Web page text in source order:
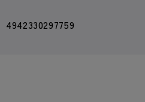
4942330297759